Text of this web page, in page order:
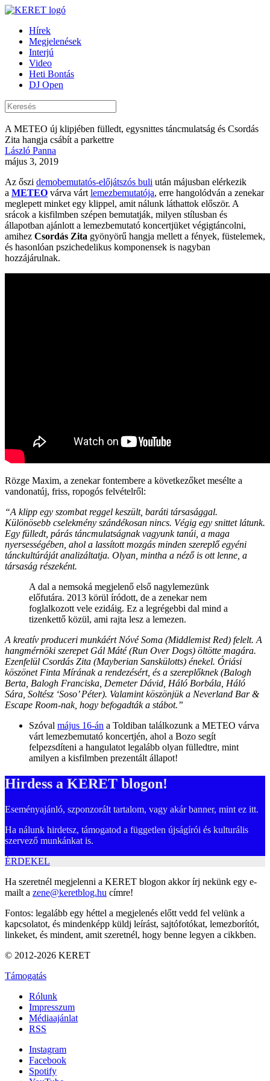
Hírek
Megjelenések
Interjú
Video
Heti Bontás
DJ Open
A METEO új klipjében fülledt, egysnittes táncmulatság és Csordás
Zita hangja csábít a parkettre
László Panna
május 3, 2019
Az őszi demobemutatós-előjátszós buli után májusban elérkezik
a METEO várva várt lemezbemutatója, erre hangolódván a zenekar
meglepett minket egy klippel, amit nálunk láthattok először. A
srácok a kisfilmben szépen bemutatják, milyen stílusban és
állapotban ajánlott a lemezbemutató koncertjüket végigtáncolni,
amihez Csordás Zita gyönyörű hangja mellett a fények, füstelemek,
és hasonlóan pszichedelikus komponensek is nagyban
hozzájárulnak.
Rözge Maxim, a zenekar fontembere a következőket mesélte a
vandonatúj, friss, ropogós felvételről:
“A klipp egy szombat reggel keszült, baráti társasággal.
Különösebb cselekmény szándékosan nincs. Végig egy snittet látunk.
Egy fülledt, párás táncmulatságnak vagyunk tanúi, a maga
nyersességében, ahol a lassított mozgás minden szereplő egyéni
tánckultúráját analizáltatja. Olyan, mintha a néző is ott lenne, a
társaság részeként.
A dal a nemsoká megjelenő első nagylemezünk
előfutára. 2013 körül íródott, de a zenekar nem
foglalkozott vele ezidáig. Ez a legrégebbi dal mind a
tizenkettő közül, ami rajta lesz a lemezen.
A kreatív produceri munkáért Nóvé Soma (Middlemist Red) felelt. A
hangmérnöki szerepet Gál Máté (Run Over Dogs) öltötte magára.
Ezenfelül Csordás Zita (Mayberian Sanskülotts) énekel. Óriási
köszönet Finta Mírának a rendezésért, és a szereplőknek (Balogh
Berta, Balogh Franciska, Demeter Dávid, Háló Borbála, Háló
Sára, Soltész ‘Soso’ Péter). Valamint köszönjük a Neverland Bar &
Escape Room-nak, hogy befogadták a stábot.”
Szóval május 16-án a Toldiban találkozunk a METEO várva
várt lemezbemutató koncertjén, ahol a Bozo segít
felpezsdíteni a hangulatot legalább olyan fülledtre, mint
amilyen a kisfilmben prezentált állapot!
Hirdess a KERET blogon!
Eseményajánló, szponzorált tartalom, vagy akár banner, mint ez itt.
Ha nálunk hirdetsz, támogatod a független újságírói és kulturális
szervező munkánkat is.
ÉRDEKEL
Ha szeretnél megjelenni a KERET blogon akkor írj nekünk egy e-
mailt a zene@keretblog.hu címre!
Fontos: legalább egy héttel a megjelenés előtt vedd fel velünk a
kapcsolatot, és mindenképp küldj leírást, sajtófotókat, lemezborítót,
linkeket, és mindent, amit szeretnél, hogy benne legyen a cikkben.
© 2012-2026 KERET
Támogatás
Rólunk
Impresszum
Médiaajánlat
RSS
Instagram
Facebook
Spotify